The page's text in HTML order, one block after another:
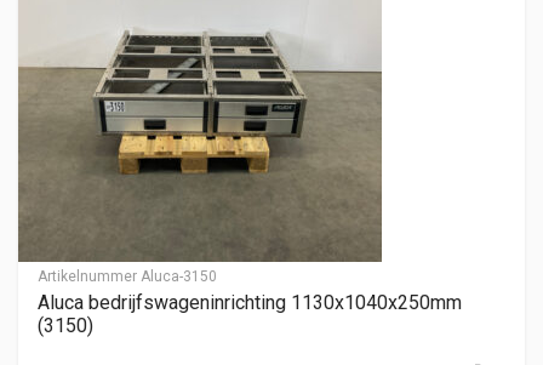
Artikelnummer Aluca-3150
Aluca bedrijfswageninrichting 1130x1040x250mm
(3150)